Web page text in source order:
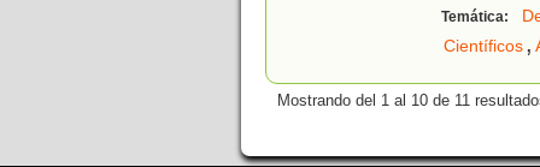
Temática:
Científicos,
Mostrando del 1 al 10 de 11